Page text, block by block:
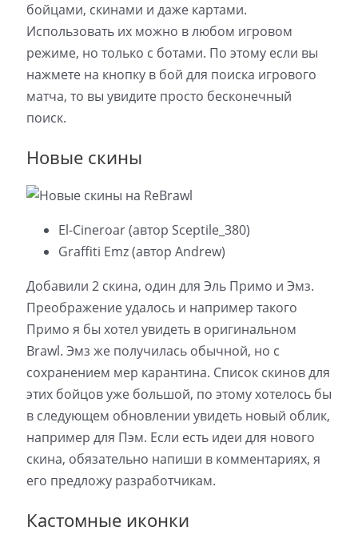
бойцами, скинами и даже картами.
Использовать их можно в любом игровом
режиме, но только с ботами. По этому если вы
нажмете на кнопку в бой для поиска игрового
матча, то вы увидите просто бесконечный
поиск.
Новые скины
El-Cineroar (автор Sceptile_380)
Graffiti Emz (автор Andrew)
Добавили 2 скина, один для Эль Примо и Эмз.
Преображение удалось и например такого
Примо я бы хотел увидеть в оригинальном
Brawl. Эмз же получилась обычной, но с
сохранением мер карантина. Список скинов для
этих бойцов уже большой, по этому хотелось бы
в следующем обновлении увидеть новый облик,
например для Пэм. Если есть идеи для нового
скина, обязательно напиши в комментариях, я
его предложу разработчикам.
Кастомные иконки